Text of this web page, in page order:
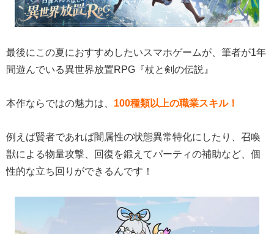
最後にこの夏におすすめしたいスマホゲームが、筆者が1年
間遊んでいる異世界放置RPG『杖と剣の伝説』
本作ならではの魅力は、 100種類以上の職業スキル！
例えば賢者であれば闇属性の状態異常特化にしたり、召喚
獣による物量攻撃、回復を鍛えてパーティの補助など、個
性的な立ち回りができるんです！